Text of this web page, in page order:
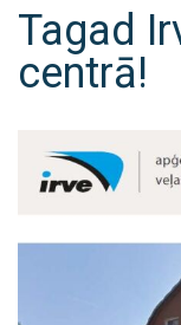
Tagad
centrā!